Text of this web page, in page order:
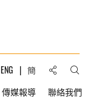
ENG 簡 分享到:打開搜
傳媒報導 聯絡我們